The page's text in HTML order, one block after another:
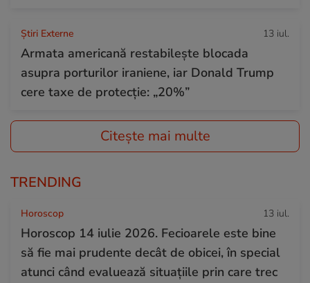
Știri Externe 13 iul.
Armata americană restabilește blocada
asupra porturilor iraniene, iar Donald Trump
cere taxe de protecție: „20%”
Citește mai multe
TRENDING
Horoscop 13 iul.
Horoscop 14 iulie 2026. Fecioarele este bine
să fie mai prudente decât de obicei, în special
atunci când evaluează situațiile prin care trec